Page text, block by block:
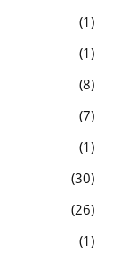
1
1
8
7
1
30
26
1